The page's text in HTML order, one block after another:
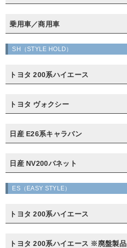
乗用車／商用車
SH（STYLE HOLD）
トヨタ 200系ハイエース
トヨタ ヴォクシー
日産 E26系キャラバン
日産 NV200バネット
ES（EASY STYLE）
トヨタ 200系ハイエース
トヨタ 200系ハイエース ※廃盤製品